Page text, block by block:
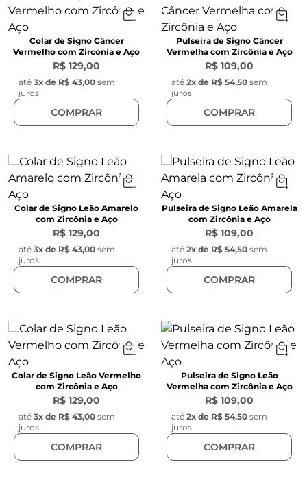
Colar de Signo Câncer
Vermelho com Zircônia e Aço
R$ 129,00
até 3x de R$ 43,00 sem
juros
COMPRAR
Pulseira de Signo Câncer
Vermelha com Zircônia e Aço
R$ 109,00
até 2x de R$ 54,50 sem
juros
COMPRAR
Colar de Signo Leão Amarelo
com Zircônia e Aço
R$ 129,00
até 3x de R$ 43,00 sem
juros
COMPRAR
Pulseira de Signo Leão Amarela
com Zircônia e Aço
R$ 109,00
até 2x de R$ 54,50 sem
juros
COMPRAR
Colar de Signo Leão Vermelho
com Zircônia e Aço
R$ 129,00
até 3x de R$ 43,00 sem
juros
COMPRAR
Pulseira de Signo Leão
Vermelha com Zircônia e Aço
R$ 109,00
até 2x de R$ 54,50 sem
juros
COMPRAR